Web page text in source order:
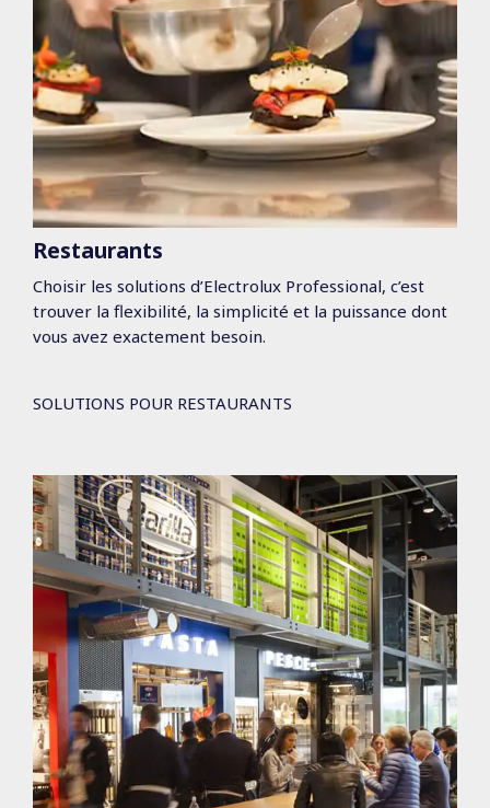
Restaurants
Choisir les solutions d’Electrolux Professional, c’est
trouver la flexibilité, la simplicité et la puissance dont
vous avez exactement besoin.
SOLUTIONS POUR RESTAURANTS